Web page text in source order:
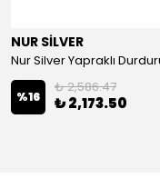
NUR SİLVER
%16
₺ 2,586.47
₺ 2,173.50